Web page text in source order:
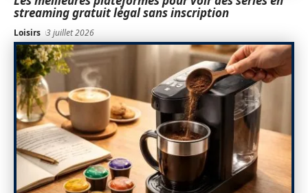
streaming gratuit légal sans inscription
Loisirs 3 juillet 2026